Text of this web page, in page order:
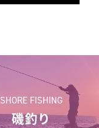
SHORE FISHING
磯釣り